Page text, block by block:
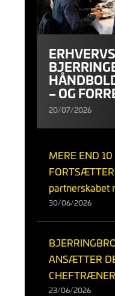
– OG
20/07/2026
MERE END
partnerskabet
30/06/2026
ANSÆTTER
CHEFTRÆNER
23/06/2026